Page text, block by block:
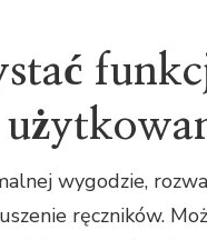
wygodzie,
ręczników.